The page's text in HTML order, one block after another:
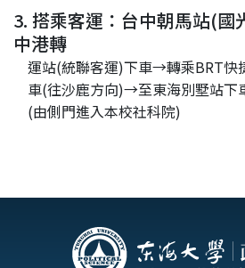
3. 搭乘客運：台中朝馬站(國
中港轉
運站(統聯客運)下車→轉乘BRT快
車(往沙鹿方向)→至東海別墅站下
(由側門進入本校社科院)